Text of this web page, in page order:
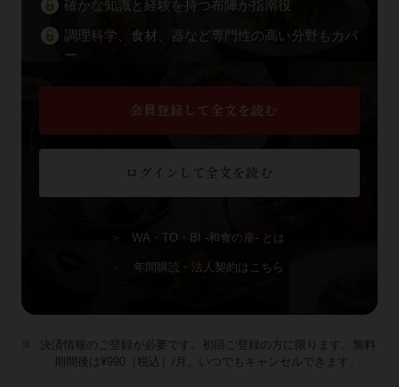
確かな知識と経験を持つ布陣が指南役
調理科学、食材、器など専門性の高い分野もカバ
ー
会員登録して全文を読む
ログインして全文を読む
WA・TO・BI -和食の扉- とは
年間購読・法人契約はこちら
決済情報のご登録が必要です。初回ご登録の方に限ります。無料
期間後は¥990（税込）/月。いつでもキャンセルできます。